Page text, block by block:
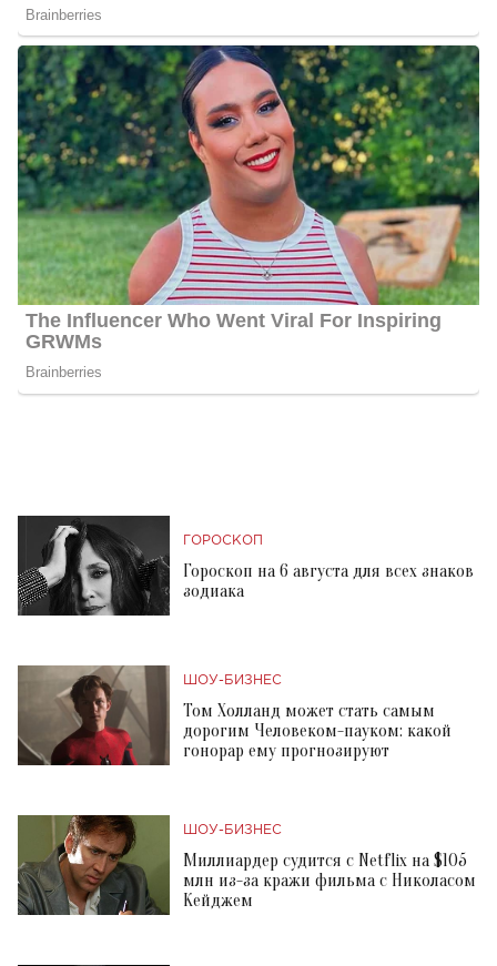
ГОРОСКОП
Гороскоп на 6 августа для всех знаков
зодиака
ШОУ-БИЗНЕС
Том Холланд может стать самым
дорогим Человеком-пауком: какой
гонорар ему прогнозируют
ШОУ-БИЗНЕС
Миллиардер судится с Netflix на $105
млн из-за кражи фильма с Николасом
Кейджем